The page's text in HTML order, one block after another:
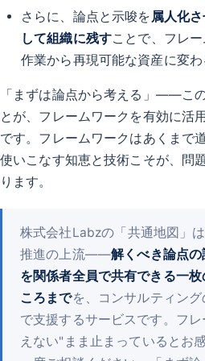
さらに、論点と示唆を属人化
して組織に残すことで、フレ
作業から再現可能な資産に変わ
「まずは論点から考える」――こ
とが、フレームワークを有効に活
です。フレームワークはあくまで
使いこなす知恵と技術こそが、問
ります。
株式会社Labzの「共通地図」
推進の上流――解くべき論点
を関係者全員で共有できる一
ころまでを、コンサルティン
で支援するサービスです。フ
えない"まま止まっているとお